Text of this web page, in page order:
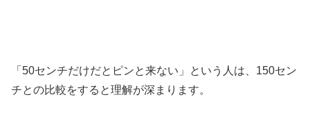
「50センチだけだとピンと来ない」という人は、150セン
チとの比較をすると理解が深まります。